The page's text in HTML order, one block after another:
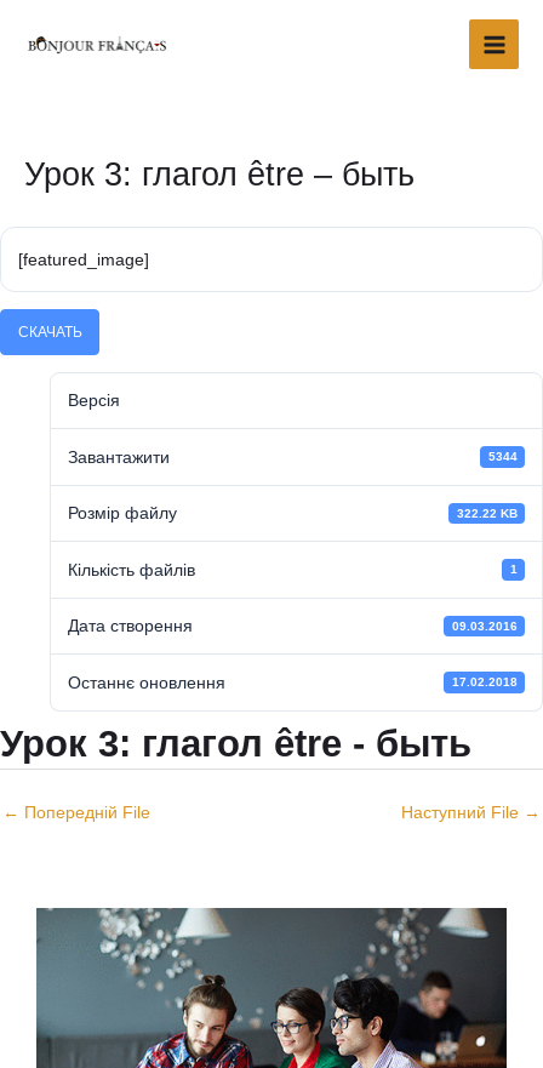
Main
Урок 3: глагол être – быть
[featured_image]
СКАЧАТЬ
Версія
Завантажити 5344
Розмір файлу 322.22 KB
Кількість файлів 1
Дата створення 09.03.2016
Останнє оновлення 17.02.2018
Урок 3: глагол être - быть
запису
← Попередній File Наступний File →